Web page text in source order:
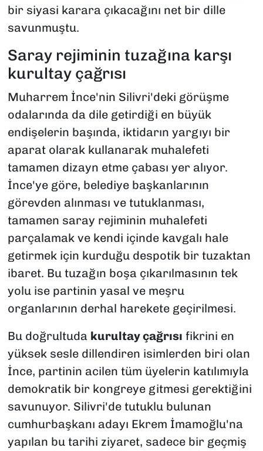
bir siyasi karara çıkacağını net bir dille
savunmuştu.
Saray rejiminin tuzağına karşı
kurultay çağrısı
Muharrem İnce'nin Silivri'deki görüşme
odalarında da dile getirdiği en büyük
endişelerin başında, iktidarın yargıyı bir
aparat olarak kullanarak muhalefeti
tamamen dizayn etme çabası yer alıyor.
İnce'ye göre, belediye başkanlarının
görevden alınması ve tutuklanması,
tamamen saray rejiminin muhalefeti
parçalamak ve kendi içinde kavgalı hale
getirmek için kurduğu despotik bir tuzaktan
ibaret. Bu tuzağın boşa çıkarılmasının tek
yolu ise partinin yasal ve meşru
organlarının derhal harekete geçirilmesi.
Bu doğrultuda kurultay çağrısı fikrini en
yüksek sesle dillendiren isimlerden biri olan
İnce, partinin acilen tüm üyelerin katılımıyla
demokratik bir kongreye gitmesi gerektiğini
savunuyor. Silivri'de tutuklu bulunan
cumhurbaşkanı adayı Ekrem İmamoğlu'na
yapılan bu tarihi ziyaret, sadece bir geçmiş